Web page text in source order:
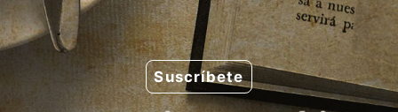
Saltar
al
contenido
Suscríbete